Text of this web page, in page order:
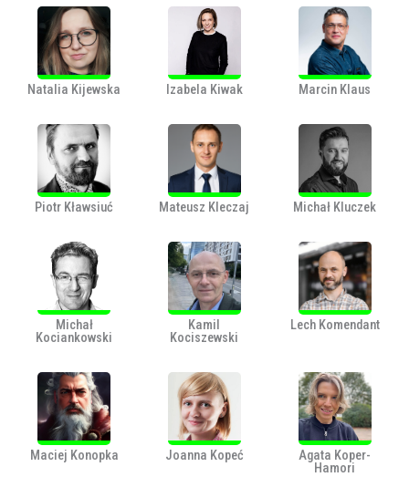
Natalia Kijewska Izabela Kiwak Marcin Klaus
Piotr Kławsiuć Mateusz Kleczaj Michał Kluczek
Michał
Kociankowski
Kamil
Kociszewski
Lech Komendant
Maciej Konopka Joanna Kopeć
Agata Koper-
Hamori